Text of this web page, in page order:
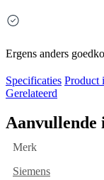
Ergens anders
Specificaties Product
Gerelateerd
Aanvullende
Merk
Siemens